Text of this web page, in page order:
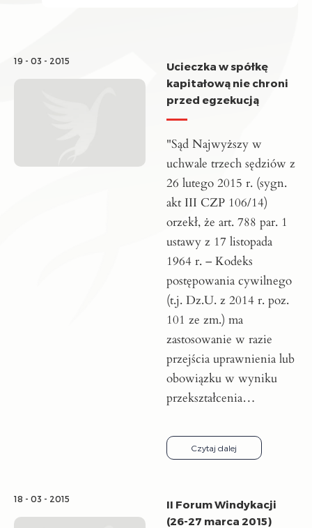
19 - 03 - 2015
Ucieczka w spółkę
kapitałową nie chroni
przed egzekucją
"Sąd Najwyższy w
uchwale trzech sędziów z
26 lutego 2015 r. (sygn.
akt III CZP 106/14)
orzekł, że art. 788 par. 1
ustawy z 17 listopada
1964 r. – Kodeks
postępowania cywilnego
(t.j. Dz.U. z 2014 r. poz.
101 ze zm.) ma
zastosowanie w razie
przejścia uprawnienia lub
obowiązku w wyniku
przekształcenia…
Czytaj dalej
18 - 03 - 2015
II Forum Windykacji
(26-27 marca 2015)